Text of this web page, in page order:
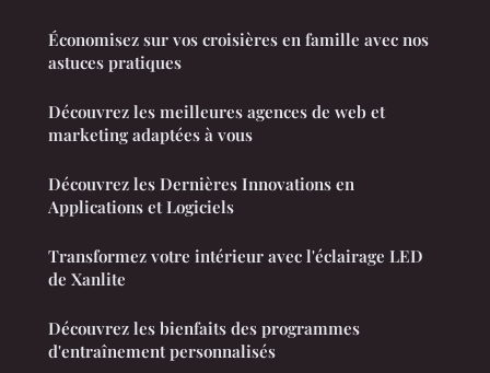
Économisez sur vos croisières en famille avec nos
astuces pratiques
Découvrez les meilleures agences de web et
marketing adaptées à vous
Découvrez les Dernières Innovations en
Applications et Logiciels
Transformez votre intérieur avec l'éclairage LED
de Xanlite
Découvrez les bienfaits des programmes
d'entraînement personnalisés